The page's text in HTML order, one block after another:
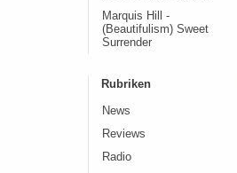
Marquis Hill -
(Beautifulism) Sweet
Surrender
Rubriken
News
Reviews
Radio